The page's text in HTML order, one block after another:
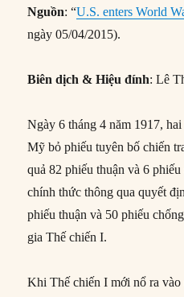
Nguồn: “U.S. enters World
ngày 05/04/2015).
Biên dịch & Hiệu đính: Lê
Ngày 6 tháng 4 năm 1917,
Mỹ bỏ phiếu tuyên bố chiến
quả 82 phiếu thuận và 6
chính thức thông qua quyết
phiếu thuận và 50 phiếu
gia Thế chiến I.
Khi Thế chiến I mới nổ ra